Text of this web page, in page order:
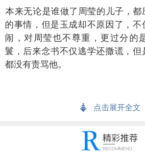
无论是谁做了周莹的儿子，都
的事情，但是玉成却不原因了，不
闹，对周莹也不尊重，更过分的
鬟，后来念书不仅逃学还撒谎，但
都没有责骂他。
先，字念昔。吴怀先这个名字是当
等有了孩子就给他取名叫吴怀先，
点击展开全文